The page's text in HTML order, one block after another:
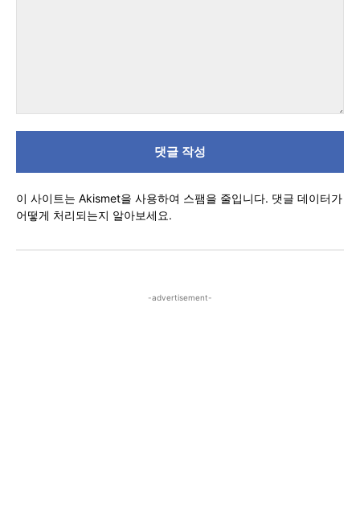
이 사이트는 Akismet을 사용하여 스팸을 줄입니다. 댓글 데이터가
어떻게 처리되는지 알아보세요.
-advertisement-